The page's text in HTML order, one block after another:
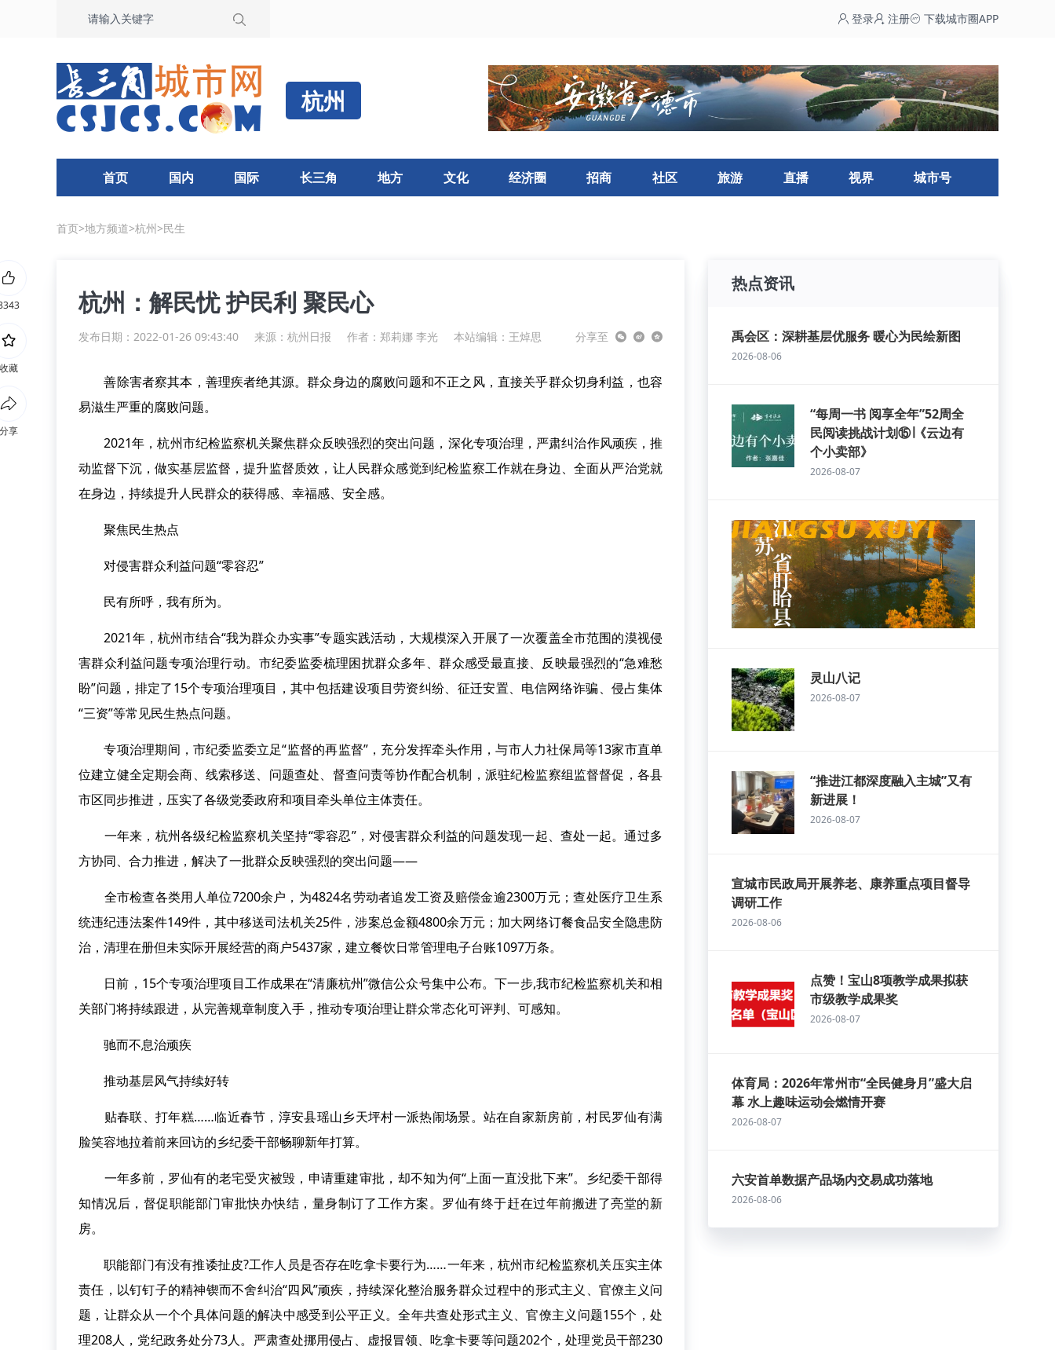
登录 注册 下载城市圈APP
杭州
首页 国内 国际 长三角 地方 文化 经济圈 招商 社区 旅游 直播 视界 城市号
首页>地方频道>杭州>民生
杭州：解民忧 护民利 聚民心
发布日期：2022-01-26 09:43:40 来源： 杭州日报 作者：郑莉娜 李光 本站编辑：王焯思 分享至
善除害者察其本，善理疾者绝其源。群众身边的腐败问题和不正之风，直接关乎群众切身利益，也容
易滋生严重的腐败问题。
2021年，杭州市纪检监察机关聚焦群众反映强烈的突出问题，深化专项治理，严肃纠治作风顽疾，推
动监督下沉，做实基层监督，提升监督质效，让人民群众感觉到纪检监察工作就在身边、全面从严治党就
在身边，持续提升人民群众的获得感、幸福感、安全感。
聚焦民生热点
对侵害群众利益问题“零容忍”
民有所呼，我有所为。
2021年，杭州市结合“我为群众办实事”专题实践活动，大规模深入开展了一次覆盖全市范围的漠视侵
害群众利益问题专项治理行动。市纪委监委梳理困扰群众多年、群众感受最直接、反映最强烈的“急难愁
盼”问题，排定了15个专项治理项目，其中包括建设项目劳资纠纷、征迁安置、电信网络诈骗、侵占集体
“三资”等常见民生热点问题。
专项治理期间，市纪委监委立足“监督的再监督”，充分发挥牵头作用，与市人力社保局等13家市直单
位建立健全定期会商、线索移送、问题查处、督查问责等协作配合机制，派驻纪检监察组监督督促，各县
市区同步推进，压实了各级党委政府和项目牵头单位主体责任。
一年来，杭州各级纪检监察机关坚持“零容忍”，对侵害群众利益的问题发现一起、查处一起。通过多
方协同、合力推进，解决了一批群众反映强烈的突出问题——
全市检查各类用人单位7200余户，为4824名劳动者追发工资及赔偿金逾2300万元；查处医疗卫生系
统违纪违法案件149件，其中移送司法机关25件，涉案总金额4800余万元；加大网络订餐食品安全隐患防
治，清理在册但未实际开展经营的商户5437家，建立餐饮日常管理电子台账1097万条。
日前，15个专项治理项目工作成果在“清廉杭州”微信公众号集中公布。下一步,我市纪检监察机关和相
关部门将持续跟进，从完善规章制度入手，推动专项治理让群众常态化可评判、可感知。
驰而不息治顽疾
推动基层风气持续好转
贴春联、打年糕……临近春节，淳安县瑶山乡天坪村一派热闹场景。站在自家新房前，村民罗仙有满
脸笑容地拉着前来回访的乡纪委干部畅聊新年打算。
一年多前，罗仙有的老宅受灾被毁，申请重建审批，却不知为何“上面一直没批下来”。乡纪委干部得
知情况后，督促职能部门审批快办快结，量身制订了工作方案。罗仙有终于赶在过年前搬进了亮堂的新
房。
职能部门有没有推诿扯皮?工作人员是否存在吃拿卡要行为……一年来，杭州市纪检监察机关压实主体
责任，以钉钉子的精神锲而不舍纠治“四风”顽疾，持续深化整治服务群众过程中的形式主义、官僚主义问
题，让群众从一个个具体问题的解决中感受到公平正义。全年共查处形式主义、官僚主义问题155个，处
理208人，党纪政务处分73人。严肃查处挪用侵占、虚报冒领、吃拿卡要等问题202个，处理党员干部230
热点资讯
禹会区：深耕基层优服务 暖心为民绘新图
2026-08-06
“每周一书 阅享全年”52周全
民阅读挑战计划⑮∣《云边有
个小卖部》
2026-08-07
灵山八记
2026-08-07
“推进江都深度融入主城”又有
新进展！
2026-08-07
宣城市民政局开展养老、康养重点项目督导
调研工作
2026-08-06
点赞！宝山8项教学成果拟获
市级教学成果奖
2026-08-07
体育局：2026年常州市“全民健身月”盛大启
幕 水上趣味运动会燃情开赛
2026-08-07
六安首单数据产品场内交易成功落地
2026-08-06
收藏
分享